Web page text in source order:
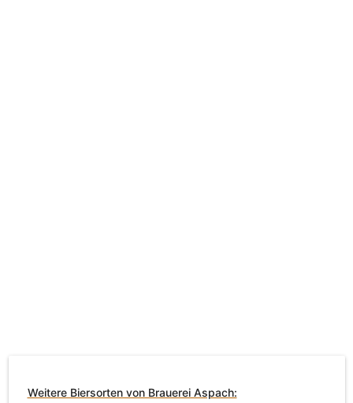
Weitere Biersorten von Brauerei Aspach: